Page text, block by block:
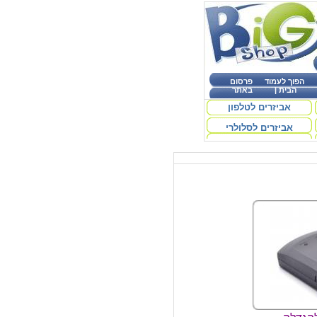
פרסום
באתר
הפוך לעמוד
הבית|
אביזרים לטלפון
אביזרים לסלולרי